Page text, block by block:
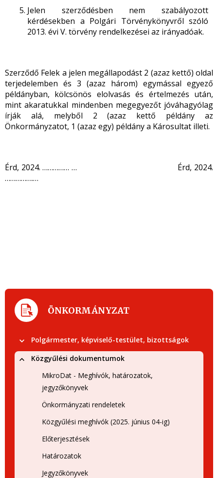
Jelen szerződésben nem szabályozott
kérdésekben a Polgári Törvénykönyvről szóló
2013. évi V. törvény rendelkezései az irányadóak.
Szerződő Felek a jelen megállapodást 2 (azaz kettő) oldal
terjedelemben és 3 (azaz három) egymással egyező
példányban, kölcsönös elolvasás és értelmezés után,
mint akaratukkal mindenben megegyezőt jóváhagyólag
írják alá, melyből 2 (azaz kettő példány az
Önkormányzatot, 1 (azaz egy) példány a Károsultat illeti.
Érd, 2024. …………… … Érd, 2024.
…………….…
ÖNKORMÁNYZAT
Polgármester, képviselő-testület, bizottságok
Közgyűlési dokumentumok
MikroDat - Meghívók, határozatok,
jegyzőkönyvek
Önkormányzati rendeletek
Közgyűlési meghívók (2025. június 04-ig)
Előterjesztések
Határozatok
Jegyzőkönyvek